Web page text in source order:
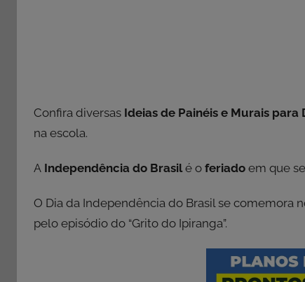
Confira diversas Ideias de Painéis e Murais
na escola.
A Independência do Brasilé o feriado em que
O Dia da Independência do Brasil se comemora
pelo episódio do “Grito do Ipiranga”.